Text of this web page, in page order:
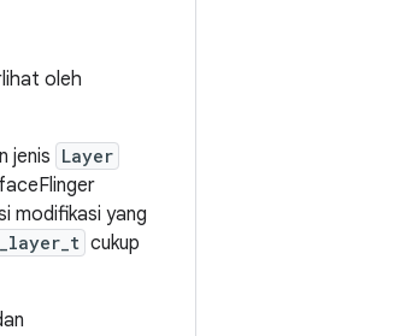
oleh
jenis Layer
modifikasi yang
cukup